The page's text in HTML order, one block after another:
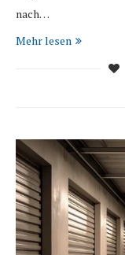
nach…
Mehr lesen